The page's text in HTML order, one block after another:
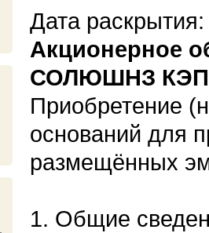
Дата
Акционерное
СОЛЮШНЗ
Приобретение
оснований для
размещённых
1. Общие